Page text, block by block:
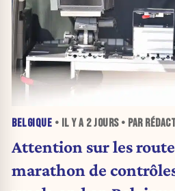
BELGIQUE • IL Y A 2 JOURS• PAR
Attention sur les
marathon de